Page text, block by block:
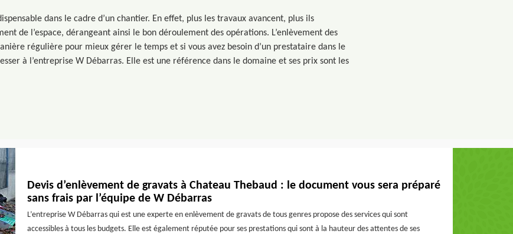
dans le cadre d’un chantier. En effet, plus les travaux avancent, plus ils
de l’espace, dérangeant ainsi le bon déroulement des opérations. L’enlèvement des
régulière pour mieux gérer le temps et si vous avez besoin d’un prestataire dans le
à l’entreprise W Débarras. Elle est une référence dans le domaine et ses prix sont les
Devis d’enlèvement de gravats à Chateau Thebaud : le document vous sera préparé
sans frais par l’équipe de W Débarras
L’entreprise W Débarras qui est une experte en enlèvement de gravats de tous genres propose des services qui sont
accessibles à tous les budgets. Elle est également réputée pour ses prestations qui sont à la hauteur des attentes de ses